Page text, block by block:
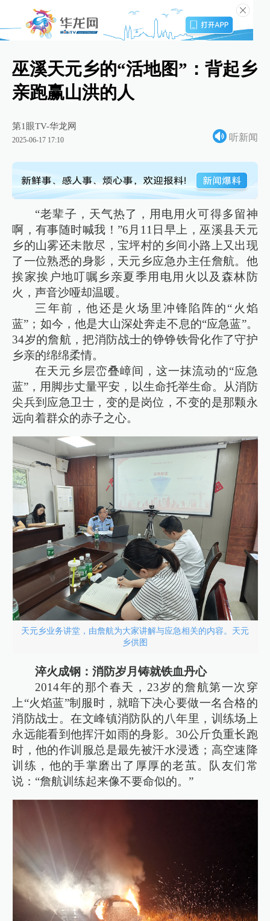
巫溪天元乡的“活地图”：背起乡
亲跑赢山洪的人
第1眼TV-华龙网
2025-06-17 17:10 听新闻
“老辈子，天气热了，用电用火可得多留神
啊，有事随时喊我！”6月11日早上，巫溪县天元
乡的山雾还未散尽，宝坪村的乡间小路上又出现
了一位熟悉的身影，天元乡应急办主任詹航。他
挨家挨户地叮嘱乡亲夏季用电用火以及森林防
火，声音沙哑却温暖。
三年前，他还是火场里冲锋陷阵的“火焰
蓝”；如今，他是大山深处奔走不息的“应急蓝”。
34岁的詹航，把消防战士的铮铮铁骨化作了守护
乡亲的绵绵柔情。
在天元乡层峦叠嶂间，这一抹流动的“应急
蓝”，用脚步丈量平安，以生命托举生命。从消防
尖兵到应急卫士，变的是岗位，不变的是那颗永
远向着群众的赤子之心。
天元乡业务讲堂，由詹航为大家讲解与应急相关的内容。天元
乡供图
淬火成钢：消防岁月铸就铁血丹心
2014年的那个春天，23岁的詹航第一次穿
上“火焰蓝”制服时，就暗下决心要做一名合格的
消防战士。在文峰镇消防队的八年里，训练场上
永远能看到他挥汗如雨的身影。30公斤负重长跑
时，他的作训服总是最先被汗水浸透；高空速降
训练，他的手掌磨出了厚厚的老茧。队友们常
说：“詹航训练起来像不要命似的。”